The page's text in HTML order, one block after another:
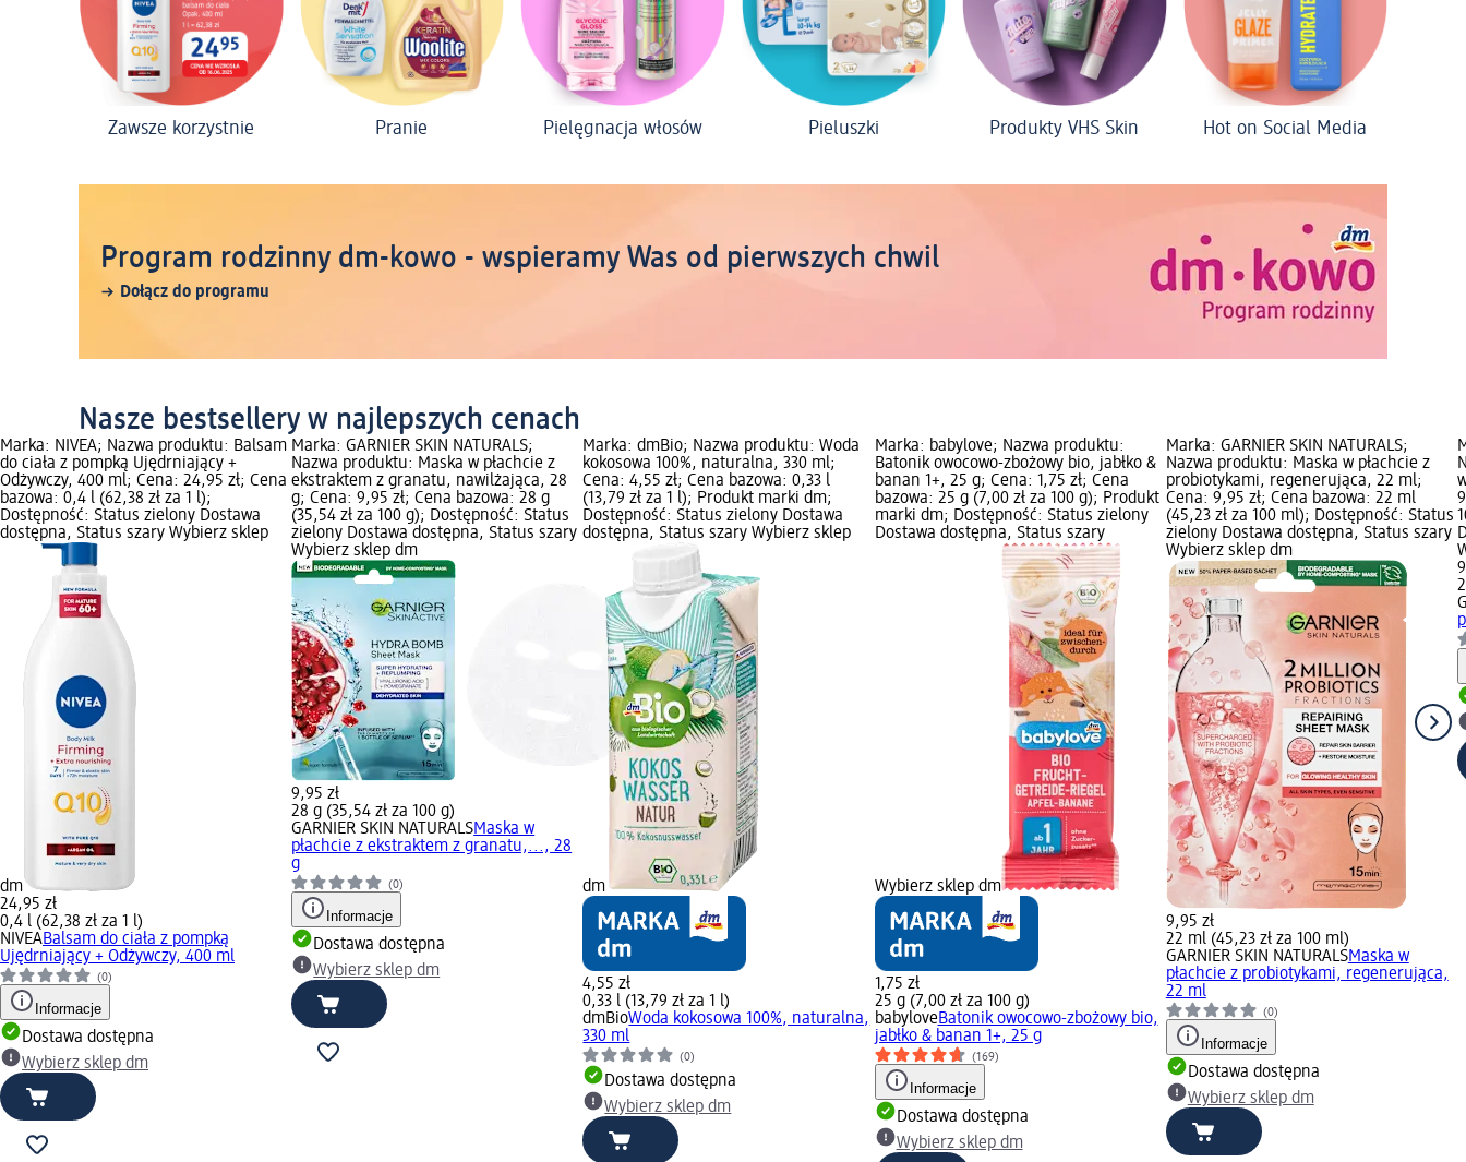
Zawsze korzystnie Pranie Pielęgnacja włosów Pieluszki Produkty VHS Skin Hot on Social Media
Program rodzinny dm-kowo - wspieramy Was od pierwszych chwil
Dołącz do programu
Nasze bestsellery w najlepszych cenach
Marka: NIVEA; Nazwa produktu: Balsam
do ciała z pompką Ujędrniający +
Odżywczy, 400 ml; Cena: 24,95 zł; Cena
bazowa: 0,4 l (62,38 zł za 1 l);
Dostępność: Status zielony Dostawa
dostępna, Status szary Wybierz sklep
dm
24,95 zł
0,4 l (62,38 zł za 1 l)
NIVEABalsam do ciała z pompką
Ujędrniający + Odżywczy, 400 ml
(0)
Informacje
Dostawa dostępna
Wybierz sklep dm
Marka: GARNIER SKIN NATURALS;
Nazwa produktu: Maska w płachcie z
ekstraktem z granatu, nawilżająca, 28
g; Cena: 9,95 zł; Cena bazowa: 28 g
(35,54 zł za 100 g); Dostępność: Status
zielony Dostawa dostępna, Status szary
Wybierz sklep dm
9,95 zł
28 g (35,54 zł za 100 g)
GARNIER SKIN NATURALSMaska w
płachcie z ekstraktem z granatu,..., 28
g
(0)
Informacje
Dostawa dostępna
Wybierz sklep dm
Marka: dmBio; Nazwa produktu: Woda
kokosowa 100%, naturalna, 330 ml;
Cena: 4,55 zł; Cena bazowa: 0,33 l
(13,79 zł za 1 l); Produkt marki dm;
Dostępność: Status zielony Dostawa
dostępna, Status szary Wybierz sklep
dm
4,55 zł
0,33 l (13,79 zł za 1 l)
dmBioWoda kokosowa 100%, naturalna,
330 ml
(0)
Dostawa dostępna
Wybierz sklep dm
Marka: babylove; Nazwa produktu:
Batonik owocowo-zbożowy bio, jabłko &
banan 1+, 25 g; Cena: 1,75 zł; Cena
bazowa: 25 g (7,00 zł za 100 g); Produkt
marki dm; Dostępność: Status zielony
Dostawa dostępna, Status szary
Wybierz sklep dm
1,75 zł
25 g (7,00 zł za 100 g)
babyloveBatonik owocowo-zbożowy bio,
jabłko & banan 1+, 25 g
(169)
Informacje
Dostawa dostępna
Wybierz sklep dm
Marka: GARNIER SKIN NATURALS;
Nazwa produktu: Maska w płachcie z
probiotykami, regenerująca, 22 ml;
Cena: 9,95 zł; Cena bazowa: 22 ml
(45,23 zł za 100 ml); Dostępność: Status
zielony Dostawa dostępna, Status szary
Wybierz sklep dm
9,95 zł
22 ml (45,23 zł za 100 ml)
GARNIER SKIN NATURALSMaska w
płachcie z probiotykami, regenerująca,
22 ml
(0)
Informacje
Dostawa dostępna
Wybierz sklep dm